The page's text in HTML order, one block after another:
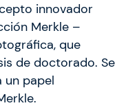
innovador
Merkle –
que
de doctorado. Se
un papel